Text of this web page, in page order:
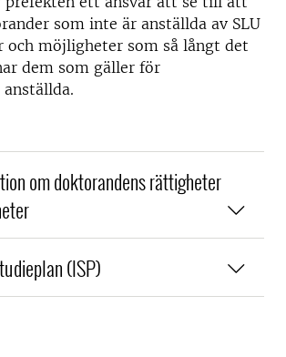
som inte är anställda av SLU
och möjligheter som så långt det
dem som gäller för
om doktorandens rättigheter
(ISP)